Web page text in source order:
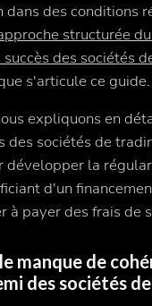
dans des conditions
structurée
des sociétés
s'articule ce guide.
expliquons en
des sociétés de
développer la
d'un
à payer des frais de
manque de
des sociétés